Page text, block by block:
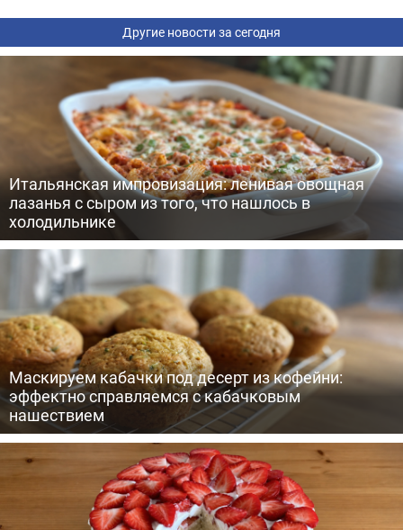
Другие новости за сегодня
Итальянская импровизация: ленивая овощная
лазанья с сыром из того, что нашлось в
холодильнике
Маскируем кабачки под десерт из кофейни:
эффектно справляемся с кабачковым
нашествием